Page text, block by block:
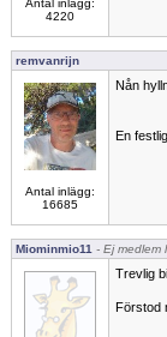
Antal inlägg:
4220
remvanrijn
Antal inlägg:
16685
Nån
En
Miominmio11 - Ej medlem
Trevlig
Förstod